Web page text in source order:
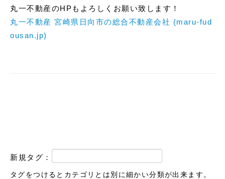
丸一不動産のHPもよろしくお願い致します！
丸一不動産 宮崎県日向市の総合不動産会社 (maru-fud
ousan.jp)
新規タグ：
タグをつけるとカテゴリとは別に細かい分類が出来ます。